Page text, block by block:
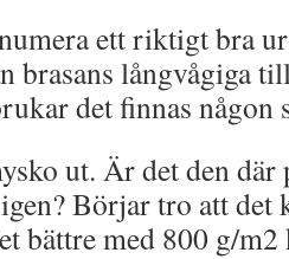
ett riktigt bra
brasans långvågiga
det finnas någon
ut. Är det den där
Börjar tro att det
bättre med 800 g/m2